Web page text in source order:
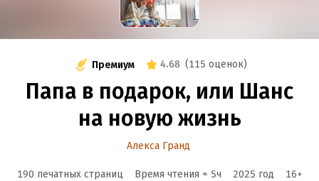
Премиум 4.68 (115 оценок)
Папа в подарок, или Шанс
на новую жизнь
Алекса Гранд
190 печатных страниц Время чтения ≈ 5ч 2025 год 16+